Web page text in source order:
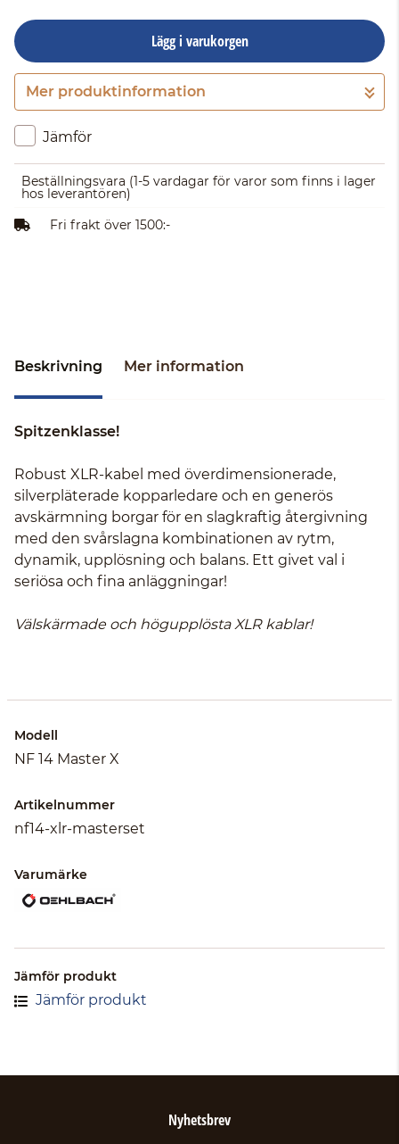
Lägg i varukorgen
Gå till kassan
Mer produktinformation
Jämför
Beställningsvara (1-5 vardagar för varor som finns i lager
hos leverantören)
Fri frakt över 1500:-
Beskrivning Mer information
Spitzenklasse!
Robust XLR-kabel med överdimensionerade,
silverpläterade kopparledare och en generös
avskärmning borgar för en slagkraftig återgivning
med den svårslagna kombinationen av rytm,
dynamik, upplösning och balans. Ett givet val i
seriösa och fina anläggningar!
Välskärmade och högupplösta XLR kablar!
Modell
NF 14 Master X
Artikelnummer
nf14-xlr-masterset
Varumärke
Jämför produkt
Jämför produkt
Nyhetsbrev